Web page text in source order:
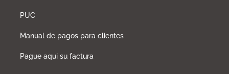
PUC
Manual de pagos para clientes
Pague aqui su factura